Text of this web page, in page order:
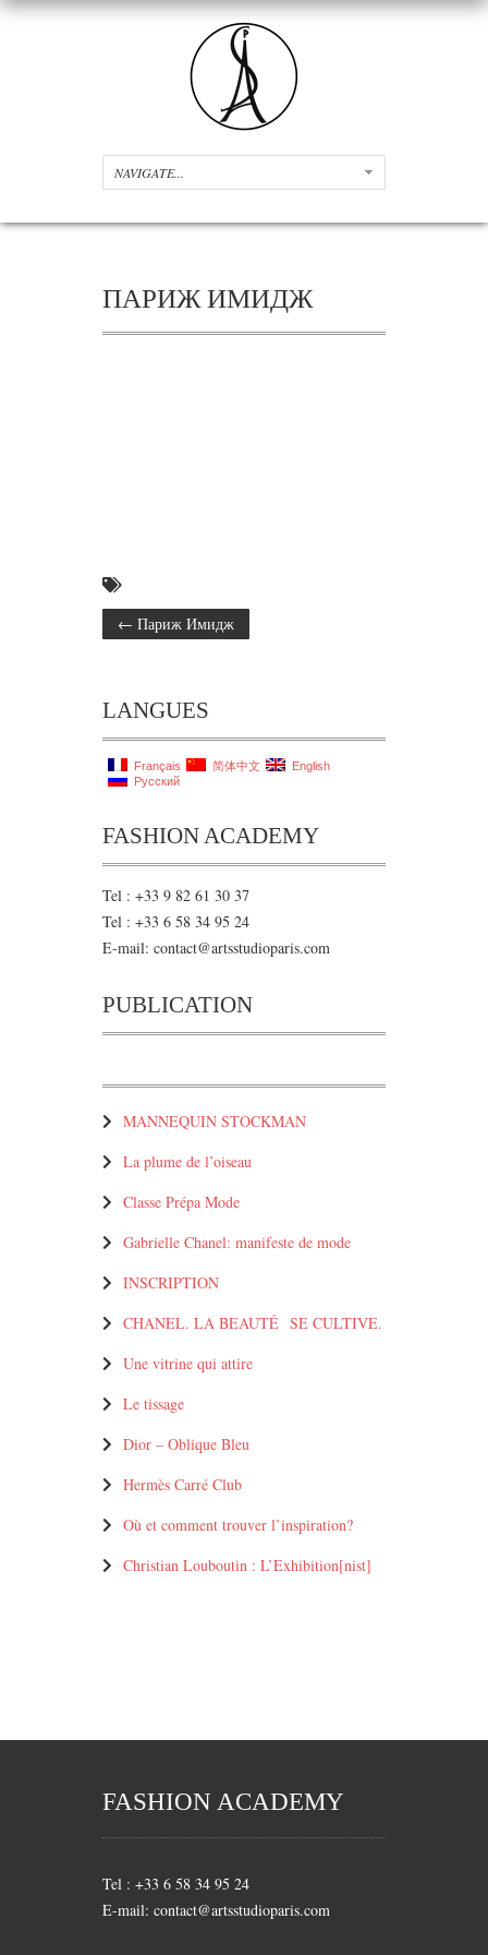
ПАРИЖ ИМИДЖ
← Париж Имидж
LANGUES
Français 简体中文
English
Русский
FASHION ACADEMY
Tel : +33 9 82 61 30 37
Tel : +33 6 58 34 95 24
E-mail: contact@artsstudioparis.com
PUBLICATION
MANNEQUIN STOCKMAN
La plume de l’oiseau
Classe Prépa Mode
Gabrielle Chanel: manifeste de mode
INSCRIPTION
CHANEL. LA BEAUTÉ SE CULTIVE.
Une vitrine qui attire
Le tissage
Dior – Oblique Bleu
Hermès Carré Club
Où et comment trouver l’inspiration?
Christian Louboutin : L’Exhibition[nist]
FASHION ACADEMY
Tel : +33 6 58 34 95 24
E-mail: contact@artsstudioparis.com